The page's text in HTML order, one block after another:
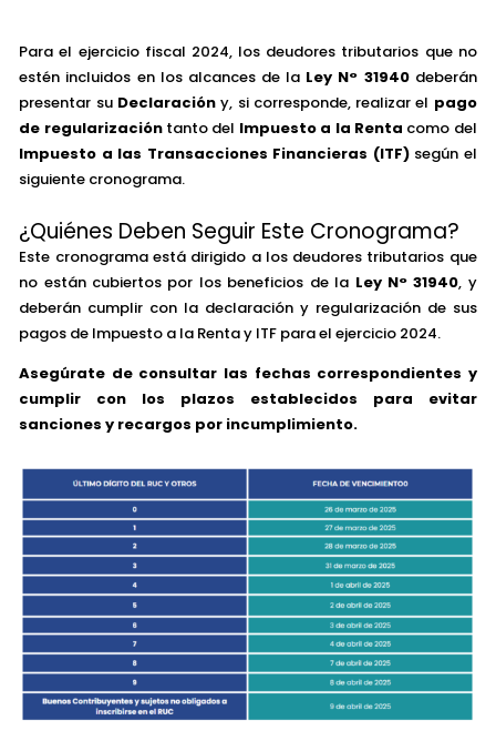
Para el ejercicio fiscal 2024, los deudores tributarios que no
estén incluidos en los alcances de la Ley N° 31940deberán
presentar su Declaracióny, si corresponde, realizar el pago
de regularizacióntanto del Impuesto a la Renta como del
Impuesto a las Transacciones Financieras (ITF)según el
siguiente cronograma.
¿Quiénes Deben Seguir Este Cronograma?
Este cronograma está dirigido a los deudores tributarios que
no están cubiertos por los beneficios de la Ley N° 31940, y
deberán cumplir con la declaración y regularización de sus
pagos de Impuesto a la Renta y ITF para el ejercicio 2024.
Asegúrate de consultar las fechas correspondientes y
cumplir con los plazos establecidos para evitar
sanciones y recargos por incumplimiento.